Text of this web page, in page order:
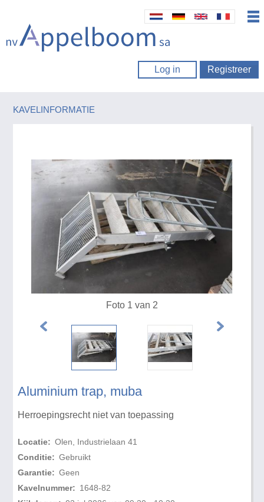
Log in Registreer
KAVELINFORMATIE
Aluminium trap, muba
Herroepingsrecht niet van toepassing
Locatie: Olen, Industrielaan 41
Conditie: Gebruikt
Garantie: Geen
Kavelnummer: 1648-82
Foto 1 van 2